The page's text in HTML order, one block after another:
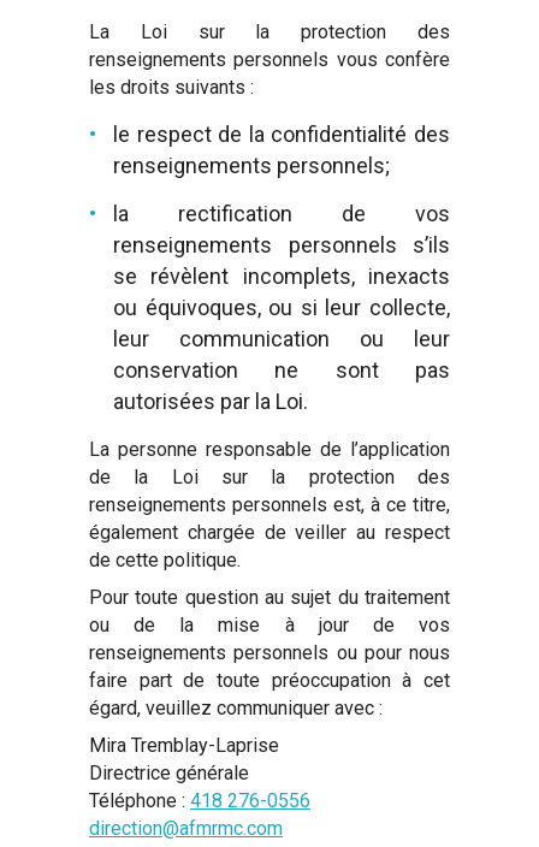
La Loi sur la protection des
renseignements personnels vous confère
les droits suivants :
le respect de la confidentialité des
renseignements personnels;
la rectification de vos
renseignements personnels s’ils
se révèlent incomplets, inexacts
ou équivoques, ou si leur collecte,
leur communication ou leur
conservation ne sont pas
autorisées par la Loi.
La personne responsable de l’application
de la Loi sur la protection des
renseignements personnels est, à ce titre,
également chargée de veiller au respect
de cette politique.
Pour toute question au sujet du traitement
ou de la mise à jour de vos
renseignements personnels ou pour nous
faire part de toute préoccupation à cet
égard, veuillez communiquer avec :
Mira Tremblay-Laprise
Directrice générale
Téléphone : 418 276-0556
direction@afmrmc.com